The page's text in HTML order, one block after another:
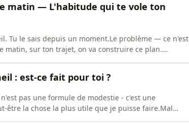
matin — L'habitude qui te vole ton
Tu le sais depuis un moment.Le problème — ce n'est
matin, sur ton trajet, on va construire ce plan.
: est-ce fait pour toi ?
pas une formule de modestie - c'est une
être la chose la plus utile que je puisse faire.Mal